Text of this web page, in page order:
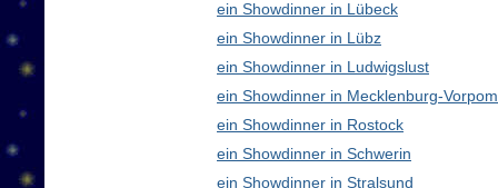
ein Showdinner in Lübeck
ein Showdinner in Lübz
ein Showdinner in Ludwigslust
ein Showdinner in Mecklenburg-
ein Showdinner in Rostock
ein Showdinner in Schwerin
ein Showdinner in Stralsund